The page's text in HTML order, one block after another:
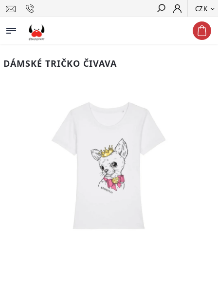
CZK
Hledat
DÁMSKÉ TRIČKO ČIVAVA